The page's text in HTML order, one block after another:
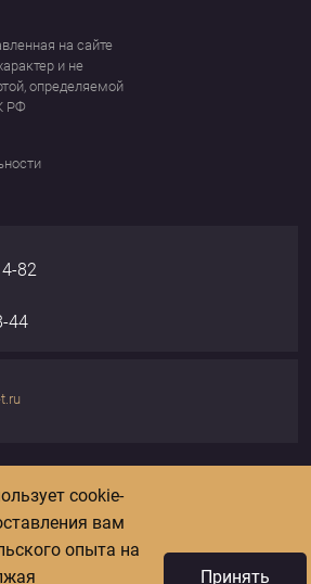
на сайте
и не
определяемой
РФ
82
44
ул., д. 16, этаж 3, офис 362
cookie-
вам
опыта на
Принять